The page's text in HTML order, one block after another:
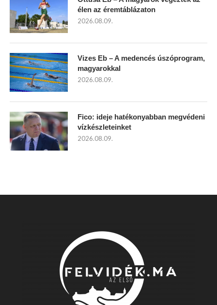
élen az éremtáblázaton
2026.08.09.
Vizes Eb – A medencés úszóprogram,
magyarokkal
2026.08.09.
Fico: ideje hatékonyabban megvédeni
vízkészleteinket
2026.08.09.